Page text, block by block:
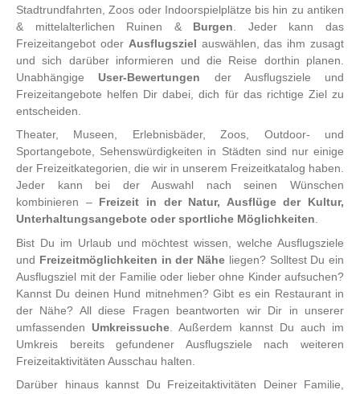
Stadtrundfahrten, Zoos oder Indoorspielplätze bis hin zu antiken
& mittelalterlichen Ruinen & Burgen . Jeder kann das
Freizeitangebot oder Ausflugsziel auswählen, das ihm zusagt
und sich darüber informieren und die Reise dorthin planen.
Unabhängige User-Bewertungen der Ausflugsziele und
Freizeitangebote helfen Dir dabei, dich für das richtige Ziel zu
entscheiden.
Theater, Museen, Erlebnisbäder, Zoos, Outdoor- und
Sportangebote, Sehenswürdigkeiten in Städten sind nur einige
der Freizeitkategorien, die wir in unserem Freizeitkatalog haben.
Jeder kann bei der Auswahl nach seinen Wünschen
kombinieren – Freizeit in der Natur, Ausflüge der Kultur,
Unterhaltungsangebote oder sportliche Möglichkeiten.
Bist Du im Urlaub und möchtest wissen, welche Ausflugsziele
und Freizeitmöglichkeiten in der Nähe liegen? Solltest Du ein
Ausflugsziel mit der Familie oder lieber ohne Kinder aufsuchen?
Kannst Du deinen Hund mitnehmen? Gibt es ein Restaurant in
der Nähe? All diese Fragen beantworten wir Dir in unserer
umfassenden Umkreissuche . Außerdem kannst Du auch im
Umkreis bereits gefundener Ausflugsziele nach weiteren
Freizeitaktivitäten Ausschau halten.
Darüber hinaus kannst Du Freizeitaktivitäten Deiner Familie,